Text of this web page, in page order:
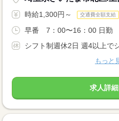
時給1,300円～ 交通費全額支給
早番 7：00〜16：00 日勤
シフト制週休2日 週4以上で
もっと
求人詳